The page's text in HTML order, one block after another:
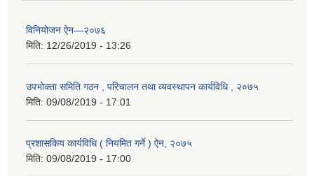
विनियोजन ऐन—२०७६
मिति: 12/26/2019 - 13:26
उपभोक्ता समिति गठन , परिचालन तथा व्यवस्थापन कार्यविधि , २०७५
मिति: 09/08/2019 - 17:01
प्रशासकिय कार्यविधि ( नियमित गर्ने ) ऐन, २०७५
मिति: 09/08/2019 - 17:00